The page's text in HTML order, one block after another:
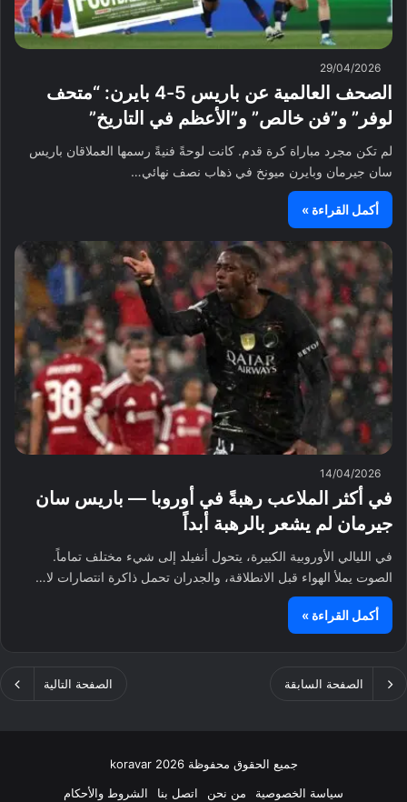
29/04/2026
الصحف العالمية عن باريس 5-4 بايرن: “متحف
لوفر” و”فن خالص” و”الأعظم في التاريخ”
لم تكن مجرد مباراة كرة قدم. كانت لوحةً فنيةً رسمها العملاقان باريس
سان جيرمان وبايرن ميونخ في ذهاب نصف نهائي…
أكمل القراءة »
14/04/2026
في أكثر الملاعب رهبةً في أوروبا — باريس سان
جيرمان لم يشعر بالرهبة أبداً
في الليالي الأوروبية الكبيرة، يتحول أنفيلد إلى شيء مختلف تماماً.
الصوت يملأ الهواء قبل الانطلاقة، والجدران تحمل ذاكرة انتصارات لا…
أكمل القراءة »
الصفحة السابقة الصفحة التالية
جميع الحقوق محفوظة koravar 2026
سياسة الخصوصية
من نحن اتصل بنا الشروط والأحكام